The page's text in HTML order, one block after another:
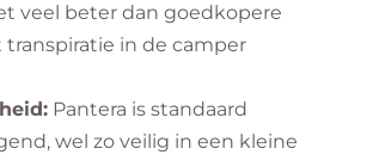
veel beter dan goedkopere
transpiratie in de camper
Pantera is standaard
wel zo veilig in een kleine